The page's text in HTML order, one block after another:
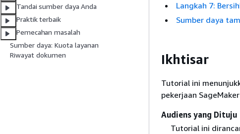
Tandai sumber daya Anda
Praktik terbaik
Pemecahan masalah
Sumber daya: Kuota layanan
Riwayat dokumen
Langkah 7:
Sumber daya
Ikhtisar
Tutorial ini
pekerjaan
Audiens yang Dituju
Tutorial ini